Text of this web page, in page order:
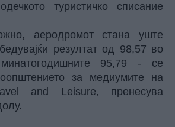
туристичко списание
аеродромот стана уште
резултат од 98,57 во
95,79 - се
за медиумите на
and Leisure, пренесува